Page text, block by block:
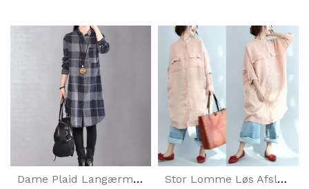
Dame Plaid Langærmet Polokrave Blå Skjortekjole
Stor Lomme Løs Afslappet Pink Linned Skjortekjole